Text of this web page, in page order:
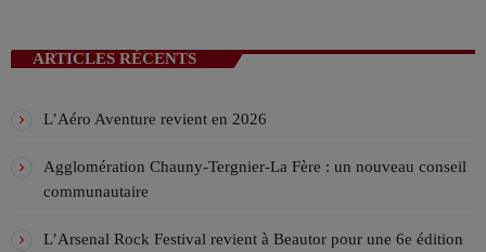
Alex, accompagné de Samuel, Théo et Lucas, vous
accompagnent l'après midi en direct en musique !
PROCHAINES ÉMISSIONS
VIV L’APREM 16h/19h avec Déborah !
ANIMÉ PAR DÉBORAH
ARTICLES RÉCENTS
L’Aéro Aventure revient en 2026
Agglomération Chauny-Tergnier-La Fère : un nouveau conseil
communautaire
L’Arsenal Rock Festival revient à Beautor pour une 6e édition